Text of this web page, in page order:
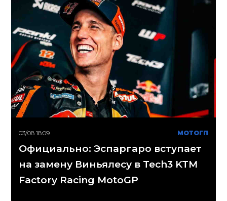
03/08 18:09 МОТОГП
Официально: Эспаргаро вступает
на замену Виньялесу в Tech3 KTM
Factory Racing MotoGP